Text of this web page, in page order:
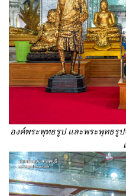
องค์พระพุทธรูป และพระพุทธรู